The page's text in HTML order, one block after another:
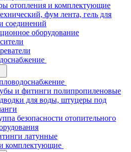
отопления и комплектующие
фум лента, гель для
соединений
оборудование
и фитинги полипропиленовые
для воды, штуцеры под
безопасности отопительного
латунные
комплектующие